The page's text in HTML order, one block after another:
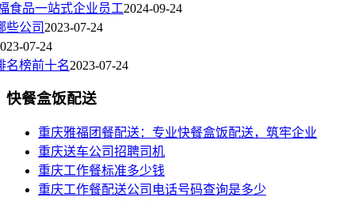
食品一站式企业员工2024-09-24
些公司 2023-07-24
07-24
名榜前十名2023-07-24
快餐盒饭配送
重庆雅福团餐配送：专业快餐盒饭配送，筑牢企业
重庆送车公司招聘司机
重庆工作餐标准多少钱
重庆工作餐配送公司电话号码查询是多少